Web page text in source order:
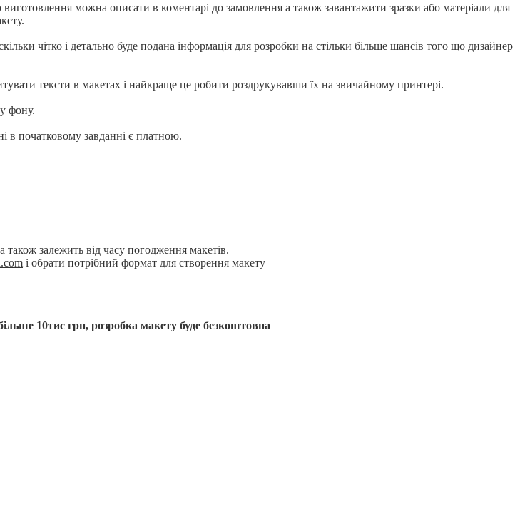
можна описати в коментарі до замовлення а також завантажити зразки або матеріали для
чітко і детально буде подана інформація для розробки на стільки більше шансів того що дизайнер
тексти в макетах і найкраще це робити роздрукувавши їх на звичайному принтері.
фону.
в початковому завданні є платною.
також залежить від часу погодження макетів.
і обрати потрібний формат для створення макету
10тис грн, розробка макету буде безкоштовна